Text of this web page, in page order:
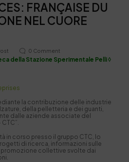
FRANÇAISE DU
NEL CUORE
0 Comment
della Stazione Sperimentale Pelli ◊
la contribuzione delle industrie
della pelletteria e dei guanti,
dalle aziende associate del
in corso presso il gruppo CTC, lo
di ricerca, informazioni sulle
collettive svolte dai